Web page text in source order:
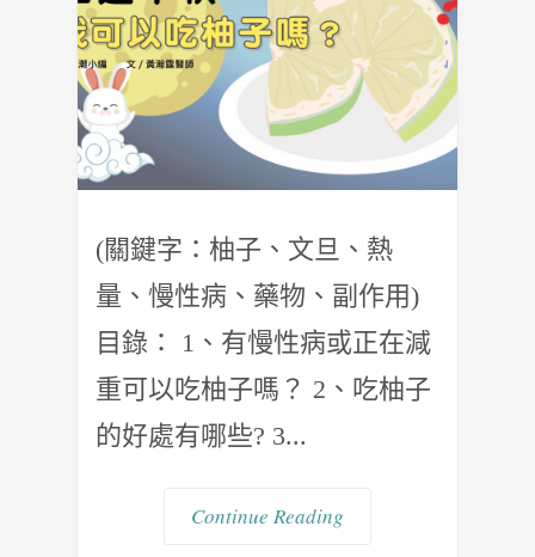
(關鍵字：柚子、文旦、熱
量、慢性病、藥物、副作用)
目錄： 1、有慢性病或正在減
重可以吃柚子嗎？ 2、吃柚子
的好處有哪些? 3...
Continue Reading